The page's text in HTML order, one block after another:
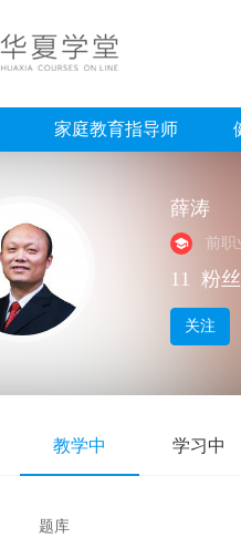
家庭教育指导师
薛涛
前职
11 粉丝
关注
教学中 学习中
题库